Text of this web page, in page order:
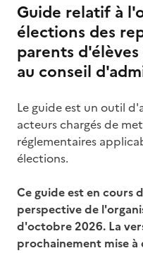
Guide relatif à
élections des
parents
au conseil
Le guide est un outil
acteurs chargés de
réglementaires
élections.
Ce guide est en cours
perspective de
d'octobre 2026. La
prochainement mise à